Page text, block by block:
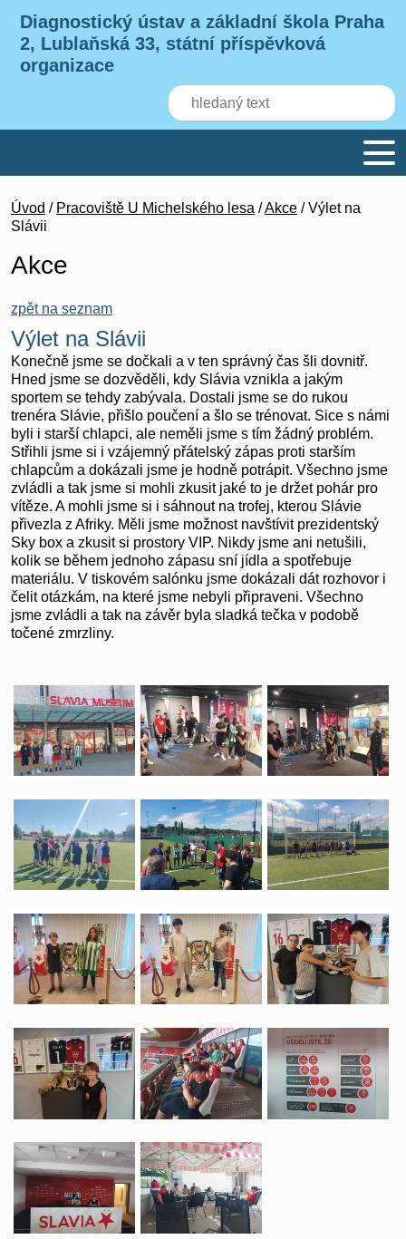
Diagnostický ústav a základní škola Praha
2, Lublaňská 33, státní příspěvková
organizace
Akce
Úvod / Pracoviště U Michelského lesa /Akce / Výlet na
Slávii
zpět na seznam
Výlet na Slávii
Konečně jsme se dočkali a v ten správný čas šli dovnitř.
Hned jsme se dozvěděli, kdy Slávia vznikla a jakým
sportem se tehdy zabývala. Dostali jsme se do rukou
trenéra Slávie, přišlo poučení a šlo se trénovat. Sice s námi
byli i starší chlapci, ale neměli jsme s tím žádný problém.
Střihli jsme si i vzájemný přátelský zápas proti starším
chlapcům a dokázali jsme je hodně potrápit. Všechno jsme
zvládli a tak jsme si mohli zkusit jaké to je držet pohár pro
vítěze. A mohli jsme si i sáhnout na trofej, kterou Slávie
přivezla z Afriky. Měli jsme možnost navštívit prezidentský
Sky box a zkusit si prostory VIP. Nikdy jsme ani netušili,
kolik se během jednoho zápasu sní jídla a spotřebuje
materiálu. V tiskovém salónku jsme dokázali dát rozhovor i
čelit otázkám, na které jsme nebyli připraveni. Všechno
jsme zvládli a tak na závěr byla sladká tečka v podobě
točené zmrzliny.